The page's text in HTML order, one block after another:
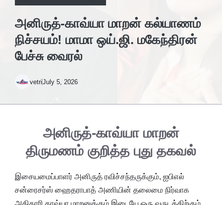
அனிருத்-காவ்யா மாறன் கல்யாணம்
நிச்சயம்! மாமா ஒய்.ஜி. மகேந்திரன்
பேச்சு வைரல்
vetriJuly 5, 2026
அனிருத்-காவ்யா மாறன்
திருமணம் குறித்த புது தகவல்
இசையமைப்பாளர் அனிருத் ரவிச்சந்தருக்கும், ஐபிஎல்
சன்ரைசர்ஸ் ஹைதராபாத் அணியின் தலைமை நிர்வாக
அதிகாரி காவ்யா மாறனுக்கும் இடையே ஒரு வருடத்திற்கும்